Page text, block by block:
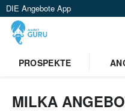
DIE Angebote App
PROSPEKTE
MILKA